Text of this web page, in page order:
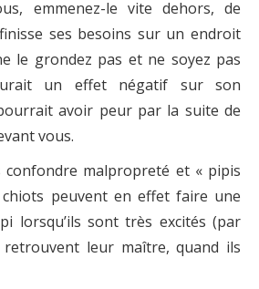
emmenez-le vite dehors, de
ses besoins sur un endroit
le grondez pas et ne soyez pas
un effet négatif sur son
avoir peur par la suite de
vous.
malpropreté et « pipis
peuvent en effet faire une
lorsqu’ils sont très excités (par
retrouvent leur maître, quand ils